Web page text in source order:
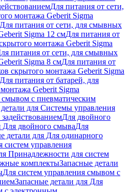
Для питания от сети,
монтажа Geberit Sigma
питания от сети, для смывных
Sigma 12 смДля питания от
монтажа Geberit Sigma
питания от сети, для смывных
Sigma 8 смДля питания от
скрытого монтажа Geberit Sigma
питания от батарей, для
Geberit Sigma
с пневматическим
для Системы управления
Для двойного
Для двойного смываДля
детали для Для одинарного
управления
Принадлежности для систем
комплектыЗапасные детали
Для систем управления смывом с
Запасные детали для Для